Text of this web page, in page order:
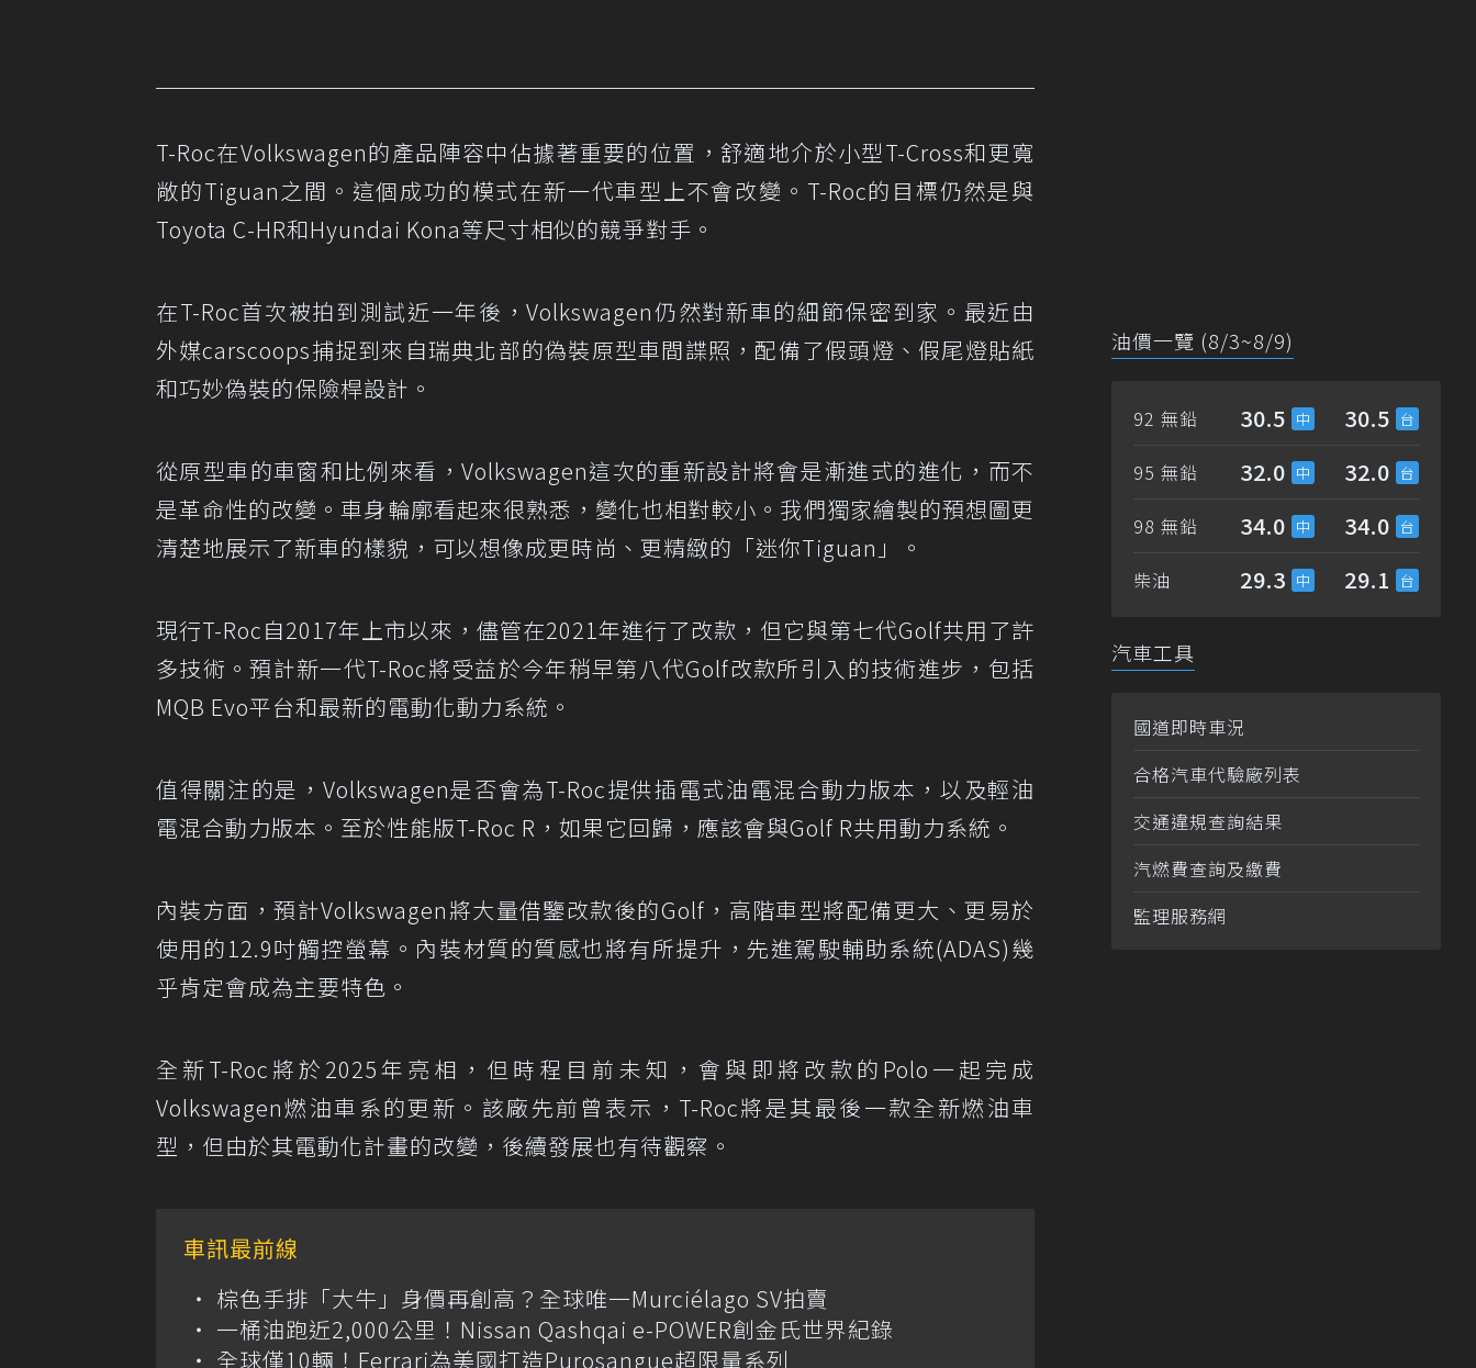
T-Roc在Volkswagen的產品陣容中佔據著重要的位置，舒適地介於小型T-Cross和更寬
敞的Tiguan之間。這個成功的模式在新一代車型上不會改變。T-Roc的目標仍然是與
Toyota C-HR和Hyundai Kona等尺寸相似的競爭對手。
在T-Roc首次被拍到測試近一年後，Volkswagen仍然對新車的細節保密到家。最近由
外媒carscoops捕捉到來自瑞典北部的偽裝原型車間諜照 ，配備了假頭燈、假尾燈貼紙
和巧妙偽裝的保險桿設計。
從原型車的車窗和比例來看，Volkswagen這次的重新設計將會是漸進式的進化，而不
是革命性的改變。車身輪廓看起來很熟悉，變化也相對較小。我們獨家繪製的預想圖更
清楚地展示了新車的樣貌，可以想像成更時尚、更精緻的「迷你Tiguan」。
現行T-Roc自2017年上市以來，儘管在2021年進行了改款，但它與第七代Golf共用了許
多技術。預計新一代T-Roc將受益於今年稍早第八代Golf改款所引入的技術進步，包括
MQB Evo平台和最新的電動化動力系統。
值得關注的是，Volkswagen是否會為T-Roc提供插電式油電混合動力版本，以及輕油
電混合動力版本。至於性能版T-Roc R，如果它回歸，應該會與Golf R共用動力系統。
內裝方面，預計Volkswagen將大量借鑒改款後的Golf，高階車型將配備更大、更易於
使用的12.9吋觸控螢幕。內裝材質的質感也將有所提升，先進駕駛輔助系統(ADAS)幾
乎肯定會成為主要特色。
全新T-Roc將於2025年亮相，但時程目前未知，會與即將改款的Polo一起完成
Volkswagen燃油車系的更新。該廠先前曾表示，T-Roc將是其最後一款全新燃油車
型，但由於其電動化計畫的改變，後續發展也有待觀察。
車訊最前線
棕色手排「大牛」身價再創高？全球唯一Murciélago SV拍賣
一桶油跑近2,000公里！Nissan Qashqai e-POWER創金氏世界紀錄
全球僅10輛！Ferrari為美國打造Purosangue超限量系列
油價一覽 (8/3~8/9)
92 無鉛 30.5 30.5
95 無鉛 32.0 32.0
98 無鉛 34.0 34.0
柴油 29.3 29.1
汽車工具
國道即時車況
合格汽車代驗廠列表
交通違規查詢結果
汽燃費查詢及繳費
監理服務網